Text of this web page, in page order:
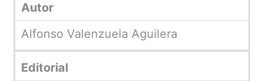
Autor
Alfonso Valenzuela Aguilera
Editorial